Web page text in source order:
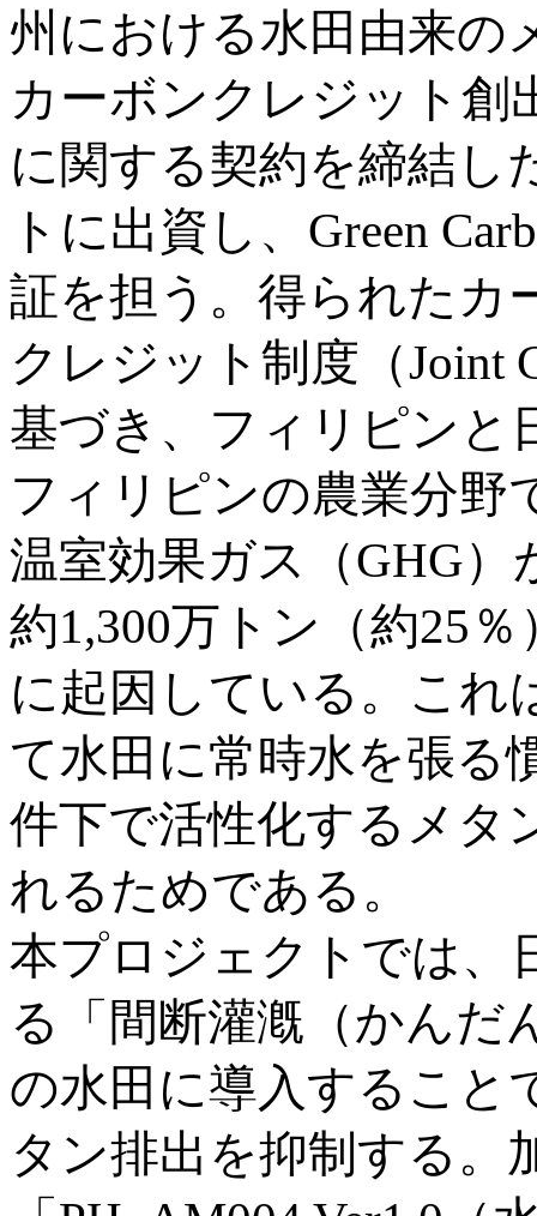
州における水田由来の
カーボンクレジット創
に関する契約を締結し
トに出資し、Green
証を担う。得られたカ
クレジット制度（Joint
基づき、フィリピンと
フィリピンの農業分野
温室効果ガス（GHG
約1,300万トン（約25
に起因している。これ
て水田に常時水を張る
件下で活性化するメタ
れるためである。
本プロジェクトでは、
る「間断灌漑（かんだ
の水田に導入すること
タン排出を抑制する。